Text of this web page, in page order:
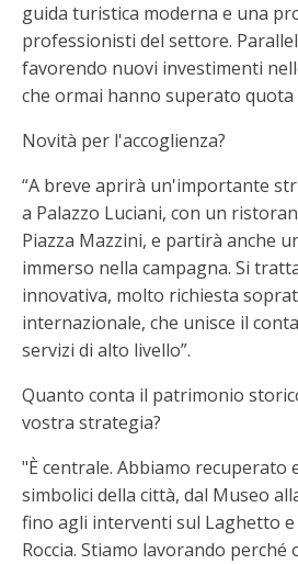
guida turistica moderna e una
professionisti del settore.
favorendo nuovi investimenti
che ormai hanno superato quota
Novità per l'accoglienza?
“A breve aprirà un'importante
a Palazzo Luciani, con un
Piazza Mazzini, e partirà anche
immerso nella campagna. Si
innovativa, molto richiesta
internazionale, che unisce il
servizi di alto livello”.
Quanto conta il patrimonio
vostra strategia?
"È centrale. Abbiamo recuperato
simbolici della città, dal Museo
fino agli interventi sul Laghetto
Roccia. Stiamo lavorando